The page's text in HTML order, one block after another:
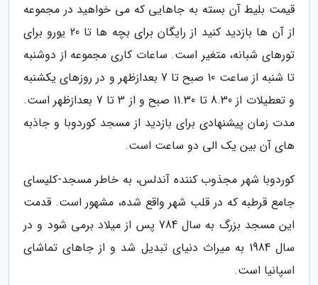
قیمت بلیط آن بسته به جاهایی که می خواهید در مجموعه
از آن ها بازدید کنید از رایگان برای بچه ها تا 20 یورو برای
تورهای شبانه، متغیر است. ساعات کاری مجموعه از دوشنبه
تا شنبه از ساعت 10 صبح تا 7 بعدازظهر و در روزهای یکشنبه
و تعطیلات از 8.30 تا 11.30 صبح و از 3 تا 7 بعدازظهر است.
مدت زمان پیشنهادی برای بازدید از مسجد کوردوبا و جاذبه
های آن بین یک الی دو ساعت است.
کوردوبا شهر مجذوب کننده آندلس، به خاطر مسجد-کلیسای
جامع قرطبه که در قلب شهر واقع شده، مشهور است. قدمت
این مسجد بزرگ به سال 784 پس از میلاد برمی شود و در
سال 1984 به میراث دنیای تبدیل شد و از جاهای تماشای
اسپانیا است.